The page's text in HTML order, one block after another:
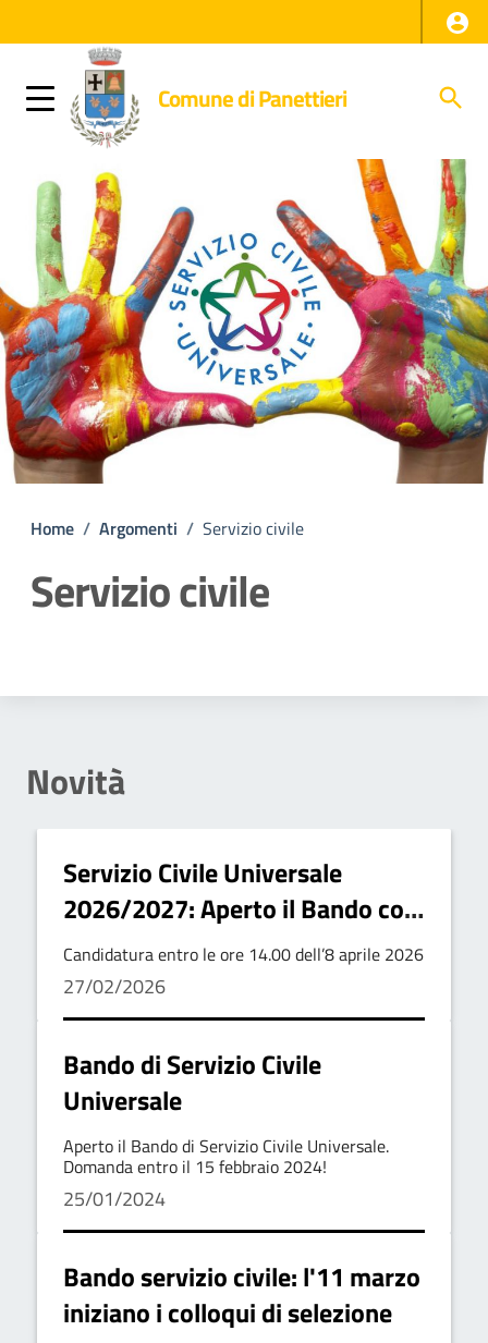
Comune di Panettieri
Home / Argomenti / Servizio civile
Servizio civile
Novità
Servizio Civile Universale
2026/2027: Aperto il Bando con
6 Posti a Panettieri
Candidatura entro le ore 14.00 dell’8 aprile 2026
27/02/2026
Bando di Servizio Civile
Universale
Aperto il Bando di Servizio Civile Universale.
Domanda entro il 15 febbraio 2024!
25/01/2024
Bando servizio civile: l'11 marzo
iniziano i colloqui di selezione